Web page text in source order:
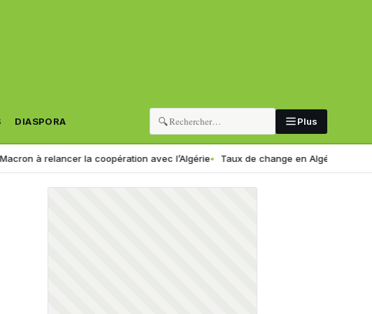
DIASPORA 🔍 Plus
la coopération avec l’Algérie Taux de change en Algérie : voici le